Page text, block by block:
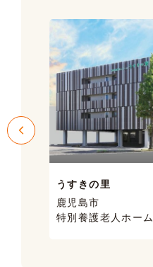
うすきの里
鹿児島市
特別養護老人ホーム